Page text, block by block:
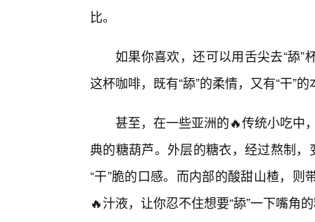
比。
如果你喜欢，还可以用舌尖去“舔
这杯咖啡，既有“舔”的柔情，又有“干”
甚至，在一些亚洲的🔥传统小吃中
典的糖葫芦。外层的糖衣，经过熬制
“干”脆的口感。而内部的酸甜山楂，
🔥汁液，让你忍不住想要“舔”一下嘴角